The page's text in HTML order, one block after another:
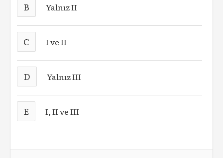
B Yalnız II
C I ve II
D Yalnız III
E I, II ve III